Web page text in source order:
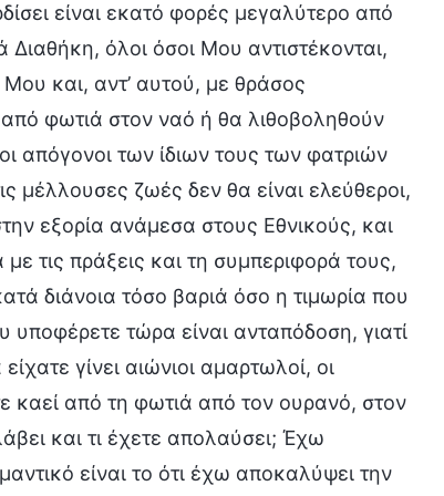
είναι εκατό φορές μεγαλύτερο από
όλοι όσοι Μου αντιστέκονται,
και, αντ’ αυτού, με θράσος
φωτιά στον ναό ή θα λιθοβοληθούν
απόγονοι των ίδιων τους των φατριών
μέλλουσες ζωές δεν θα είναι ελεύθεροι,
εξορία ανάμεσα στους Εθνικούς, και
τις πράξεις και τη συμπεριφορά τους,
διάνοια τόσο βαριά όσο η τιμωρία που
υποφέρετε τώρα είναι ανταπόδοση, γιατί
γίνει αιώνιοι αμαρτωλοί, οι
καεί από τη φωτιά από τον ουρανό, στον
και τι έχετε απολαύσει; Έχω
είναι το ότι έχω αποκαλύψει την